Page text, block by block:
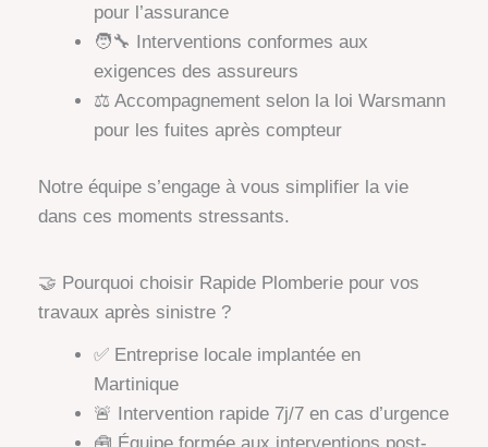
pour l’assurance
🧑‍🔧 Interventions conformes aux
exigences des assureurs
⚖️ Accompagnement selon la loi Warsmann
pour les fuites après compteur
Notre équipe s’engage à vous simplifier la vie
dans ces moments stressants.
🤝 Pourquoi choisir Rapide Plomberie pour vos
travaux après sinistre ?
✅ Entreprise locale implantée en
Martinique
🚨 Intervention rapide 7j/7 en cas d’urgence